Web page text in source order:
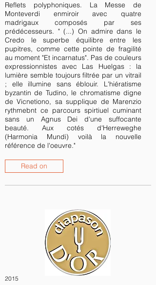
Reflets polyphoniques. La Messe de
Monteverdi enmiroir avec quatre
madrigaux composés par ses
prédécesseurs. " (...) On admire dans le
Credo le superbe équilibre entre les
pupitres, comme cette pointe de fragilité
au moment "Et incarnatus". Pas de couleurs
expressionnistes avec Las Huelgas : la
lumière semble toujours filtrée par un vitrail
; elle illumine sans éblouir. L'hiératisme
byzantin de Tudino, le chromatisme digne
de Vicnetiono, sa supplique de Marenzio
rythmebnt ce parcours spirtiuel cuminant
sans un Agnus Dei d'une suffocante
beauté. Aux cotés d'Herreweghe
(Harmonia Mundi) voilà la nouvelle
référence de l'oeuvre."
Read on
2015